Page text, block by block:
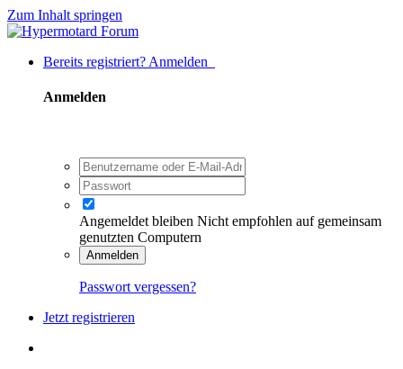
Zum Inhalt springen
Bereits registriert? Anmelden
Anmelden
Angemeldet bleiben Nicht empfohlen auf gemeinsam
genutzten Computern
Anmelden
Passwort vergessen?
Jetzt registrieren